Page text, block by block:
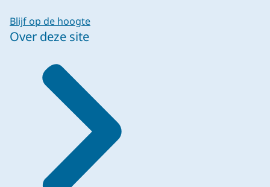
Blijf op de hoogte
Over deze site